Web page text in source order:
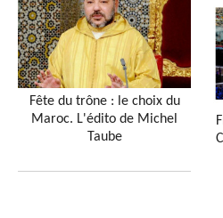
Fête du trône : le choix du
Maroc. L'édito de Michel
Taube